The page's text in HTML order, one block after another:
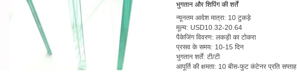
भुगतान और शिपिंग की शर्तें
न्यूनतम आदेश मात्रा: 10 टुकड़े
मूल्य: USD10.32-20.64
पैकेजिंग विवरण: लकड़ी का टोकरा
प्रसव के समय: 10-15 दिन
भुगतान शर्तें: टी/टी
आपूर्ति की क्षमता: 10 बीस-फुट कंटेनर प्रति सप्ताह